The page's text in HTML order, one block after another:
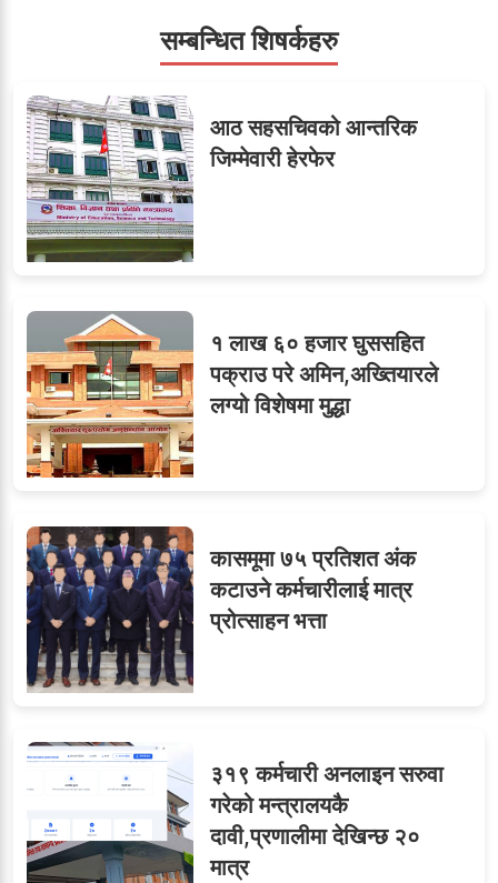
६सहसचिवमा प्रथम भएका
विजयकुमार शर्माको लोकसेवा
टिप्स
७
८जुनियरलाई दोहोरो जिम्मेवारी,
मन्त्रालयभित्र असन्तुष्टि
९ओएनएमका नाममा अत्याचार :
सब–इन्जिनियरहरुको गम्भीर
ध्यानाकर्षण
सम्बन्धित शिषर्कहरु
आठ सहसचिवको आन्तरिक
जिम्मेवारी हेरफेर
१ लाख ६० हजार घुससहित
पक्राउ परे अमिन,अख्तियारले
लग्यो विशेषमा मुद्धा
कासमूमा ७५ प्रतिशत अंक
कटाउने कर्मचारीलाई मात्र
प्रोत्साहन भत्ता
३१९ कर्मचारी अनलाइन सरुवा
गरेको मन्त्रालयकै
दावी,प्रणालीमा देखिन्छ २०
मात्र